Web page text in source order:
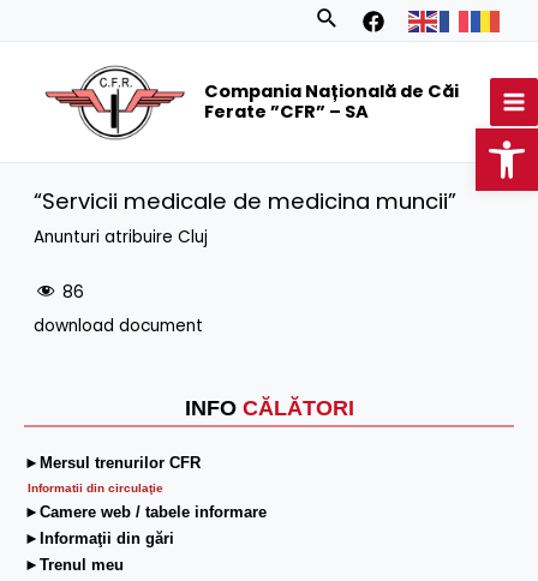
Search
Compania Națională de Căi
Ferate ”CFR” – SA
INFO CĂLĂTORI
►Mersul trenurilor CFR
Informatii din circulaţie
►Camere web / tabele informare
►Informaţii din gări
►Trenul meu
“Servicii medicale de medicina muncii”
Anunturi atribuire Cluj
86
download document